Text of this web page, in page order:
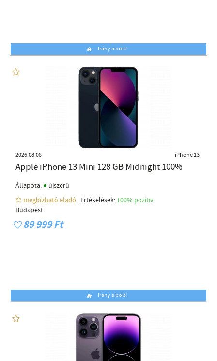
Irány a bolt!
2026.08.08 iPhone 13
Apple iPhone 13 Mini 128 GB Midnight 100%
Állapota: ● újszerű
megbízható eladó
Értékelések: 100% pozítiv
Budapest
89 999 Ft
Irány a bolt!